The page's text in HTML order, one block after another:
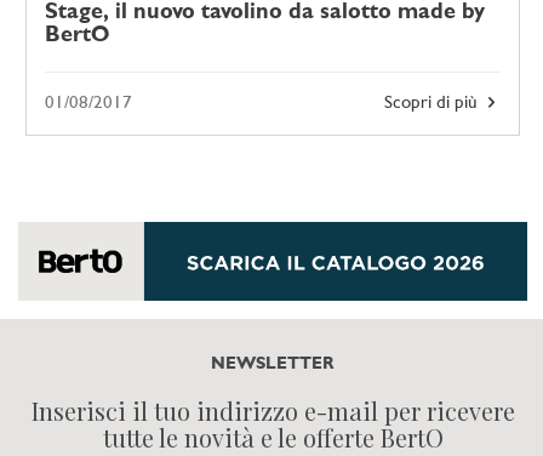
Stage, il nuovo tavolino da salotto made by
BertO
Scopri di più
01/08/2017
NEWSLETTER
Inserisci il tuo indirizzo e-mail per ricevere
tutte le novità e le offerte BertO